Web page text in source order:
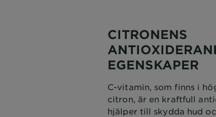
CITRONENS
EGENSKAPER
C-vitamin, som finns i
citron, är en kraftfull
hjälper till skydda hud